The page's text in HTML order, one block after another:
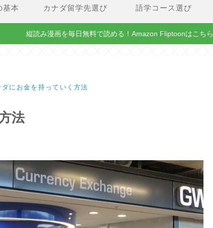
基本 カナダ留学先選び 語学コース選び
縦読み漫画を毎日無料で読める！Amazon Fliptoonはこちら
ダにお金を持っていく方法
法